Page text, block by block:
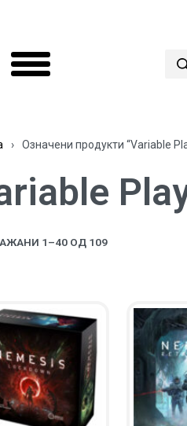
› Означени продукти “Variable
1–40 ОД 109